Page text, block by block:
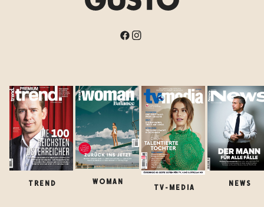
TREND WOMAN
TV-MEDIA
NEWS